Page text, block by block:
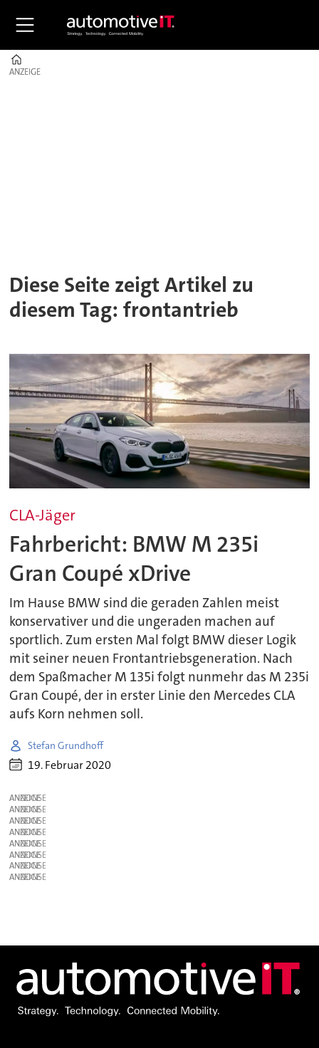
ANZEIGE
ANZEIGE
Diese Seite zeigt Artikel zu
diesem Tag: frontantrieb
CLA-Jäger
Fahrbericht: BMW M 235i
Gran Coupé xDrive
Im Hause BMW sind die geraden Zahlen meist
konservativer und die ungeraden machen auf
sportlich. Zum ersten Mal folgt BMW dieser Logik
mit seiner neuen Frontantriebsgeneration. Nach
dem Spaßmacher M 135i folgt nunmehr das M 235i
Gran Coupé, der in erster Linie den Mercedes CLA
aufs Korn nehmen soll.
Stefan Grundhoff
19. Februar 2020
ANZEIGE
ANZEIGE
ANZEIGE
ANZEIGE
ANZEIGE
ANZEIGE
ANZEIGE
ANZEIGE